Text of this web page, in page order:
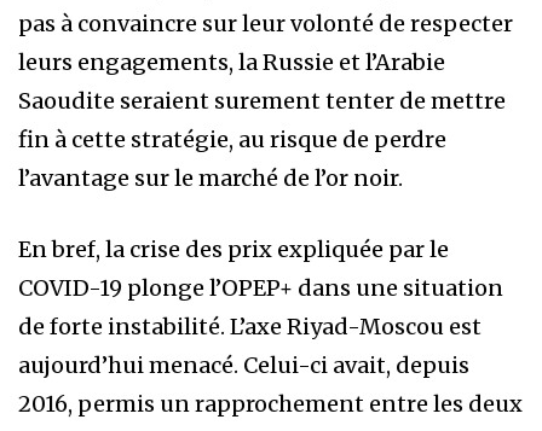
pas à convaincre sur leur volonté de respecter
leurs engagements, la Russie et l’Arabie
Saoudite seraient surement tenter de mettre
fin à cette stratégie, au risque de perdre
l’avantage sur le marché de l’or noir.
En bref, la crise des prix expliquée par le
COVID-19 plonge l’OPEP+ dans une situation
de forte instabilité. L’axe Riyad-Moscou est
aujourd’hui menacé. Celui-ci avait, depuis
2016, permis un rapprochement entre les deux